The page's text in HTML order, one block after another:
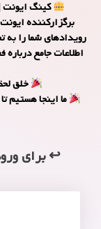
کینگ ایونت | KingEvent
برگزارکننده
رویدادهای شما را
اطلاعات جامع
خلق
ما اینجا هستیم
↩ برای